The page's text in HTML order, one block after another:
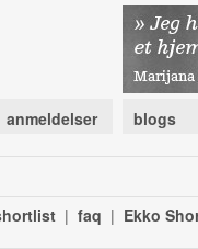
anmeldelser blogs
| faq | Ekko